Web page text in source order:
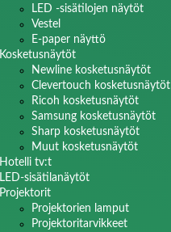
LED -sisätilojen näytöt
Vestel
E-paper näyttö
Kosketusnäytöt
Newline kosketusnäytöt
Clevertouch kosketusnäytöt
Ricoh kosketusnäytöt
Samsung kosketusnäytöt
Sharp kosketusnäytöt
Muut kosketusnäytöt
Hotelli tv:t
LED-sisätilanäytöt
Projektorit
Projektorien lamput
Projektoritarvikkeet